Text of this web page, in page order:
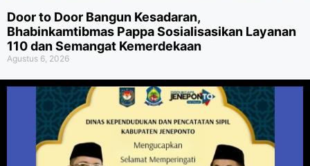
Door to Door Bangun Kesadaran,
Bhabinkamtibmas Pappa Sosialisasikan Layanan
110 dan Semangat Kemerdekaan
Agustus 6, 2026